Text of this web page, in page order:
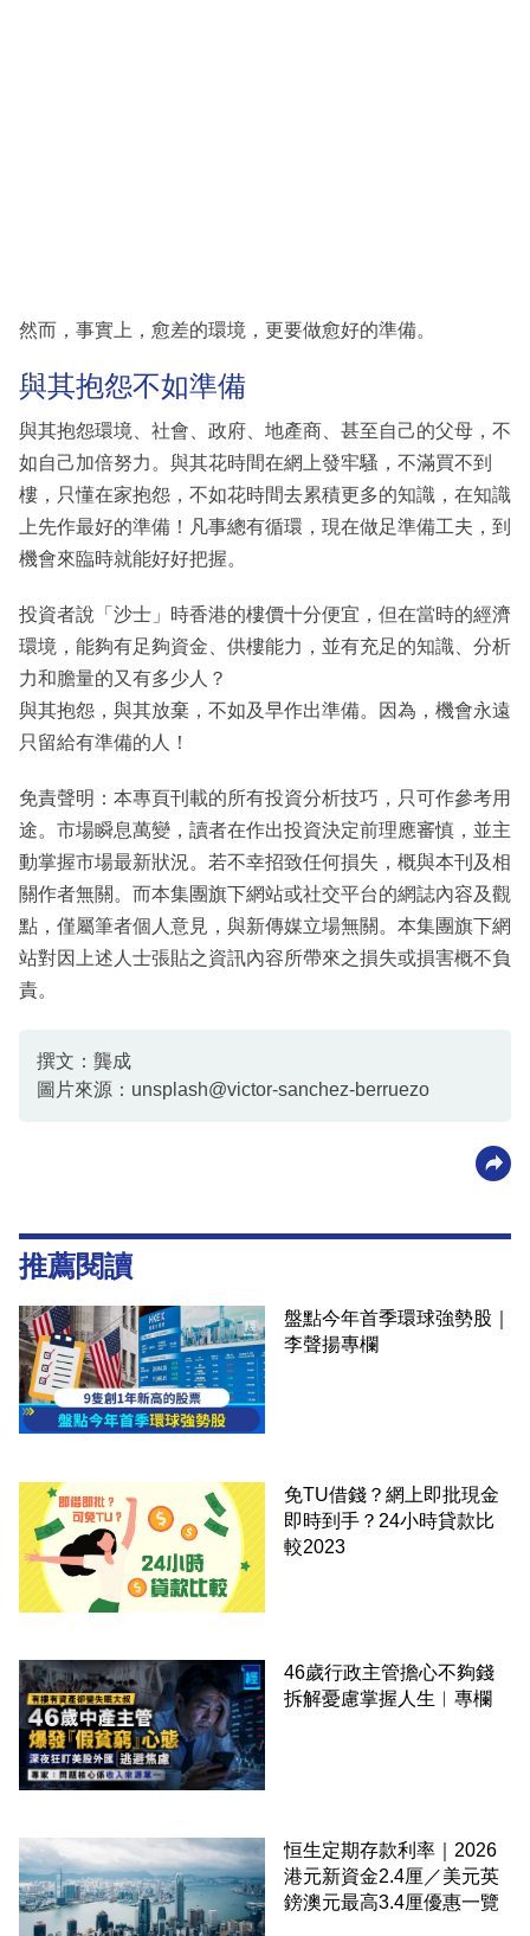
然而，事實上，愈差的環境，更要做愈好的準備。
與其抱怨不如準備
與其抱怨環境、社會、政府、地產商、甚至自己的父母，不
如自己加倍努力。與其花時間在網上發牢騷，不滿買不到
樓，只懂在家抱怨，不如花時間去累積更多的知識，在知識
上先作最好的準備！凡事總有循環，現在做足準備工夫，到
機會來臨時就能好好把握。
投資者說「沙士」時香港的樓價十分便宜，但在當時的經濟
環境，能夠有足夠資金、供樓能力，並有充足的知識、分析
力和膽量的又有多少人？
與其抱怨，與其放棄，不如及早作出準備。因為，機會永遠
只留給有準備的人！
免責聲明：本專頁刊載的所有投資分析技巧，只可作參考用
途。市場瞬息萬變，讀者在作出投資決定前理應審慎，並主
動掌握市場最新狀況。若不幸招致任何損失，概與本刊及相
關作者無關。而本集團旗下網站或社交平台的網誌內容及觀
點，僅屬筆者個人意見，與新傳媒立場無關。本集團旗下網
站對因上述人士張貼之資訊內容所帶來之損失或損害概不負
責。
撰文：龔成
圖片來源：unsplash@victor-sanchez-berruezo
推薦閱讀
盤點今年首季環球強勢股｜
李聲揚專欄
免TU借錢？網上即批現金
即時到手？24小時貸款比
較2023
46歲行政主管擔心不夠錢
拆解憂慮掌握人生︳專欄
恒生定期存款利率｜2026
港元新資金2.4厘／美元英
鎊澳元最高3.4厘優惠一覽